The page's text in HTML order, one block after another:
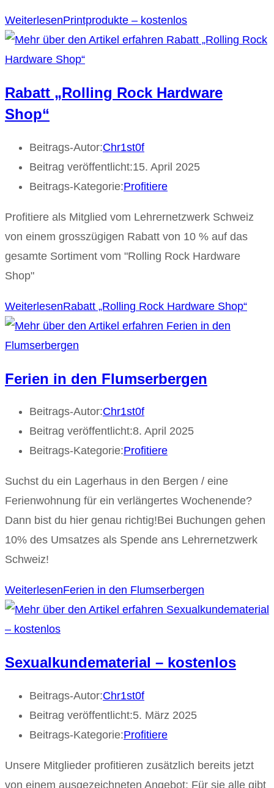
WeiterlesenPrintprodukte – kostenlos
Rabatt „Rolling Rock Hardware
Shop“
Beitrags-Autor:Chr1st0f
Beitrag veröffentlicht:15. April 2025
Beitrags-Kategorie:Profitiere
Profitiere als Mitglied vom Lehrernetzwerk Schweiz
von einem grosszügigen Rabatt von 10 % auf das
gesamte Sortiment vom "Rolling Rock Hardware
Shop"
WeiterlesenRabatt „Rolling Rock Hardware Shop“
Ferien in den Flumserbergen
Beitrags-Autor:Chr1st0f
Beitrag veröffentlicht:8. April 2025
Beitrags-Kategorie:Profitiere
Suchst du ein Lagerhaus in den Bergen / eine
Ferienwohnung für ein verlängertes Wochenende?
Dann bist du hier genau richtig!Bei Buchungen gehen
10% des Umsatzes als Spende ans Lehrernetzwerk
Schweiz!
WeiterlesenFerien in den Flumserbergen
Sexualkundematerial – kostenlos
Beitrags-Autor:Chr1st0f
Beitrag veröffentlicht:5. März 2025
Beitrags-Kategorie:Profitiere
Unsere Mitglieder profitieren zusätzlich bereits jetzt
von einem ausgezeichneten Angebot: Für sie alle gibt